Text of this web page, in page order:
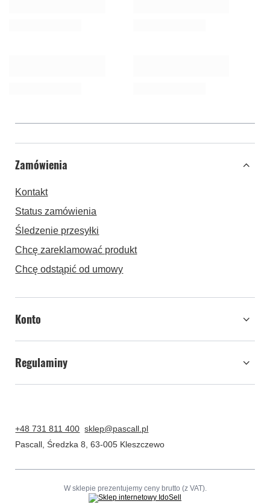
Zamówienia
Kontakt
Status zamówienia
Śledzenie przesyłki
Chcę zareklamować produkt
Chcę odstąpić od umowy
Konto
Regulaminy
+48 731 811 400 sklep@pascall.pl
Pascall ,Średzka 8 ,63-005 Kleszczewo
W sklepie prezentujemy ceny brutto (z VAT).